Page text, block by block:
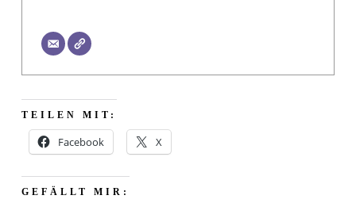
TEILEN MIT:
Facebook X
GEFÄLLT MIR: